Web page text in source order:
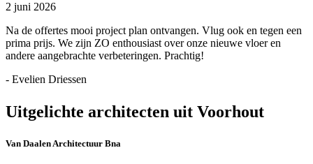
2 juni 2026
Na de offertes mooi project plan ontvangen. Vlug ook en tegen een
prima prijs. We zijn ZO enthousiast over onze nieuwe vloer en
andere aangebrachte verbeteringen. Prachtig!
- Evelien Driessen
Uitgelichte architecten uit Voorhout
Van Daalen Architectuur Bna